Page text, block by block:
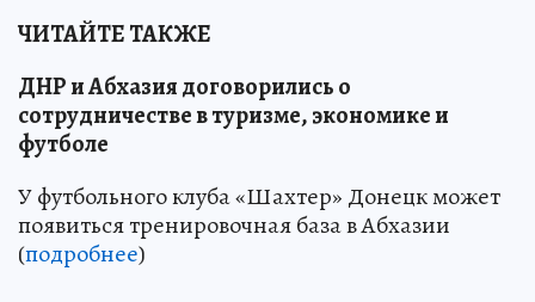
ЧИТАЙТЕ ТАКЖЕ
ДНР и Абхазия договорились о
сотрудничестве в туризме, экономике и
футболе
У футбольного клуба «Шахтер» Донецк может
появиться тренировочная база в Абхазии
(подробнее)